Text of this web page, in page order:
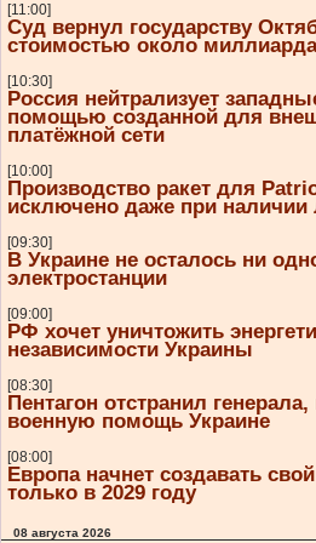
[11:00]
Суд вернул государству
стоимостью около
[10:30]
Россия нейтрализует
помощью созданной для
платёжной сети
[10:00]
Производство ракет для
исключено даже при наличии
[09:30]
В Украине не осталось ни
электростанции
[09:00]
РФ хочет уничтожить
независимости Украины
[08:30]
Пентагон отстранил
военную помощь Украине
[08:00]
Европа начнет создавать
только в 2029 году
08 августа 2026